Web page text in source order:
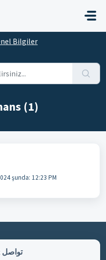
Bilgiler
(1)
şunda: 12:23 PM
تواصل Contact